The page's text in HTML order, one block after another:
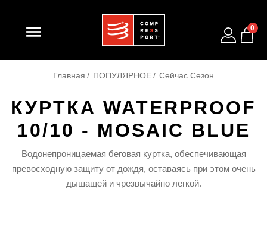
 0
Главная ПОПУЛЯРНОЕ Сейчас Сезон
КУРТКА WATERPROOF
10/10 - MOSAIC BLUE
Водонепроницаемая беговая куртка, обеспечивающая
превосходную защиту от дождя, оставаясь при этом очень
дышащей и чрезвычайно легкой.